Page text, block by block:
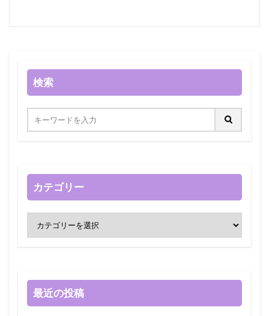
検索
カテゴリー
最近の投稿